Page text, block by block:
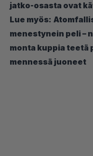
jatko-osasta ovat
Lue myös:
menestynein peli –
monta kuppia teetä
mennessä juoneet